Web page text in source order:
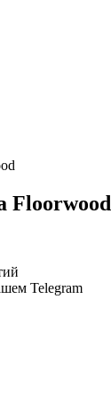
Floorwood
Telegram